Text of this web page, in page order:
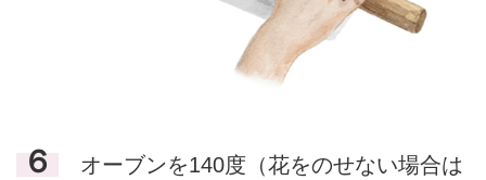
６
オーブンを140度（花をのせない場合は